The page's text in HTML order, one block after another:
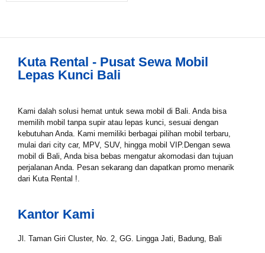
Kuta Rental - Pusat Sewa Mobil
Lepas Kunci Bali
Kami dalah solusi hemat untuk sewa mobil di Bali. Anda bisa
memilih mobil tanpa supir atau lepas kunci, sesuai dengan
kebutuhan Anda. Kami memiliki berbagai pilihan mobil terbaru,
mulai dari city car, MPV, SUV, hingga mobil VIP.Dengan sewa
mobil di Bali, Anda bisa bebas mengatur akomodasi dan tujuan
perjalanan Anda. Pesan sekarang dan dapatkan promo menarik
dari Kuta Rental !.
Tgl Mulai*
Tgl Selesai*
Email*
Kantor Kami
Jl. Taman Giri Cluster, No. 2, GG. Lingga Jati, Badung, Bali